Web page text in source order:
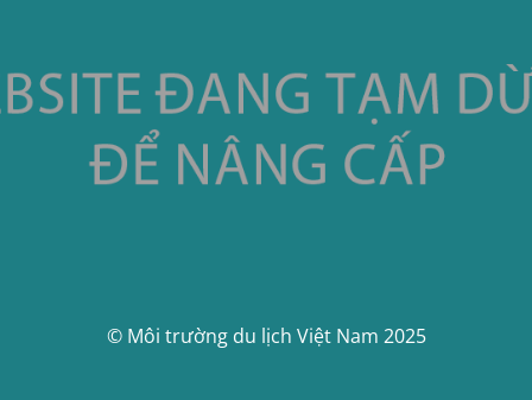
© Môi trường du lịch Việt Nam 2025